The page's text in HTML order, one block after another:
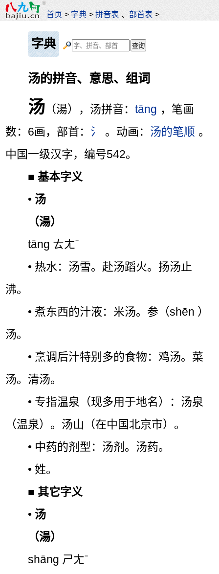
首页 > 字典 >拼音表 、部首表 >
字典
汤的拼音、意思、组词
汤 （湯），汤拼音：tāng ，笔画
数：6画，部首： 氵 。动画： 汤的笔顺 。
中国一级汉字，编号542。
■基本字义
• 汤
（湯）
tāng ㄊㄤˉ
• 热水：汤雪。赴汤蹈火。扬汤止
沸。
• 煮东西的汁液：米汤。参（shēn ）
汤。
• 烹调后汁特别多的食物：鸡汤。菜
汤。清汤。
• 专指温泉（现多用于地名）：汤泉
（温泉）。汤山（在中国北京市）。
• 中药的剂型：汤剂。汤药。
• 姓。
■ 其它字义
• 汤
（湯）
shāng ㄕㄤˉ